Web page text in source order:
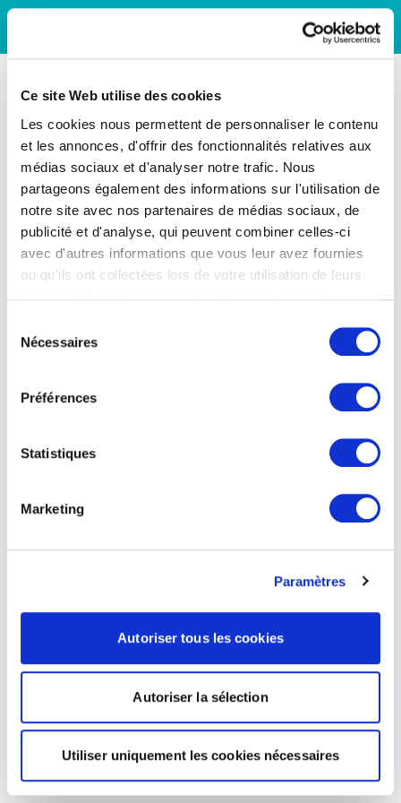
Ce site Web utilise des cookies
Les cookies nous permettent de personnaliser le contenu
et les annonces, d'offrir des fonctionnalités relatives aux
médias sociaux et d'analyser notre trafic. Nous
partageons également des informations sur l'utilisation de
notre site avec nos partenaires de médias sociaux, de
publicité et d'analyse, qui peuvent combiner celles-ci
avec d'autres informations que vous leur avez fournies
ou qu'ils ont collectées lors de votre utilisation de leurs
Nécessaires
Préférences
Statistiques
Marketing
Paramètres
Autoriser tous les cookies
Autoriser la sélection
Utiliser uniquement les cookies nécessaires